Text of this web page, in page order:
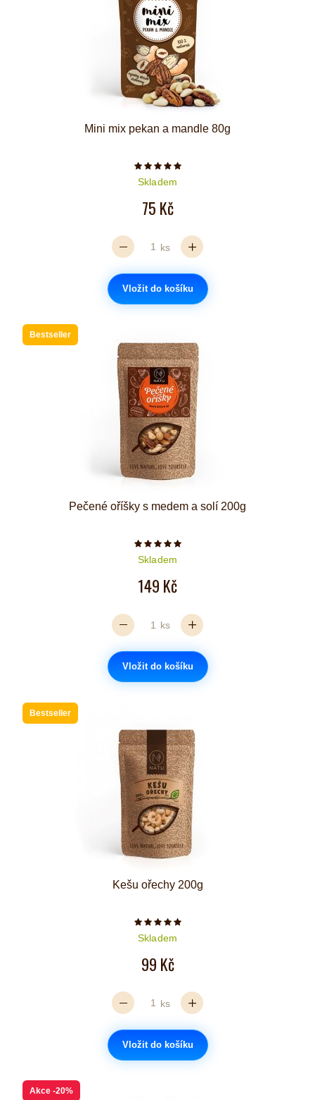
Mini mix pekan a mandle 80g
Počet hvězdiček je 5 z 5
Skladem
75 Kč
ks
Vložit do košíku
Bestseller
Pečené oříšky s medem a solí 200g
Počet hvězdiček je 5 z 5
Skladem
149 Kč
ks
Vložit do košíku
Bestseller
Kešu ořechy 200g
Počet hvězdiček je 5 z 5
Skladem
99 Kč
ks
Vložit do košíku
Akce -20%